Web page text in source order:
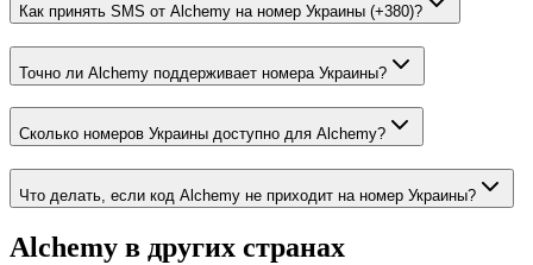
Как принять SMS от Alchemy на номер Украины (+380)?
Точно ли Alchemy поддерживает номера Украины?
Сколько номеров Украины доступно для Alchemy?
Что делать, если код Alchemy не приходит на номер Украины?
Alchemy в других странах